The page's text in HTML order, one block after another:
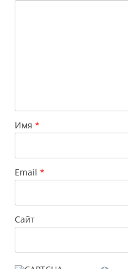
Имя *
Email *
Сайт